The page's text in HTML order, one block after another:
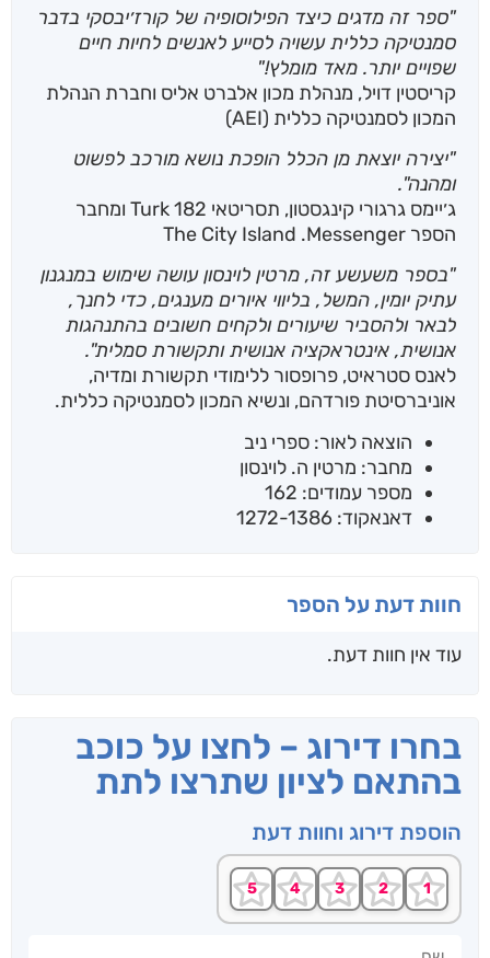
"ספר זה מדגים כיצד הפילוסופיה של קורז׳יבסקי בדבר
סמנטיקה כללית עשויה לסייע לאנשים לחיות חיים
שפויים יותר. מאד מומלץ!"
קריסטין דויל, מנהלת מכון אלברט אליס וחברת הנהלת
המכון לסמנטיקה כללית (AEI)
"יצירה יוצאת מן הכלל הופכת נושא מורכב לפשוט
ומהנה".
ג׳יימס גרגורי קינגסטון, תסריטאי Turk 182 ומחבר
הספר The City Island .Messenger
"בספר משעשע זה, מרטין לוינסון עושה שימוש במנגנון
עתיק יומין, המשל, בליווי איורים מענגים, כדי לחנך,
לבאר ולהסביר שיעורים ולקחים חשובים בהתנהגות
אנושית, אינטראקציה אנושית ותקשורת סמלית".
לאנס סטראיט, פרופסור ללימודי תקשורת ומדיה,
אוניברסיטת פורדהם, ונשיא המכון לסמנטיקה כללית.
הוצאה לאור: ספרי ניב
מחבר: מרטין ה. לוינסון
מספר עמודים: 162
דאנאקוד: 1272-1386
חוות דעת על הספר
עוד אין חוות דעת.
בחרו דירוג – לחצו על כוכב
בהתאם לציון שתרצו לתת
הוספת דירוג וחוות דעת